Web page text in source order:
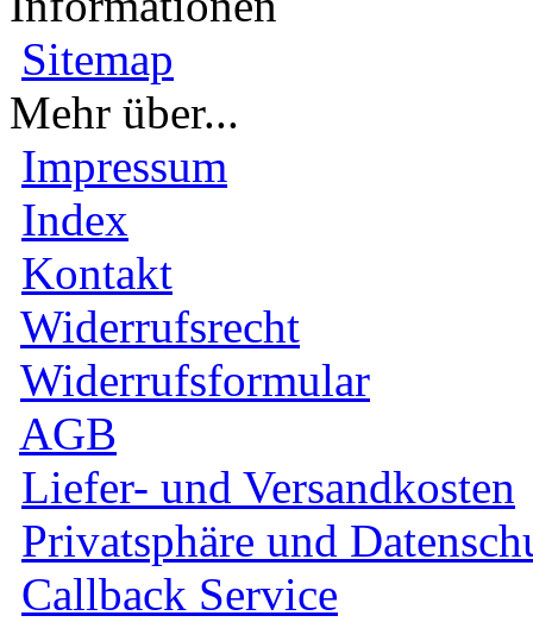
Sitemap
Mehr über...
Impressum
Index
Kontakt
Widerrufsrecht
Widerrufsformular
AGB
Liefer- und Versandkosten
Privatsphäre und
Callback Service